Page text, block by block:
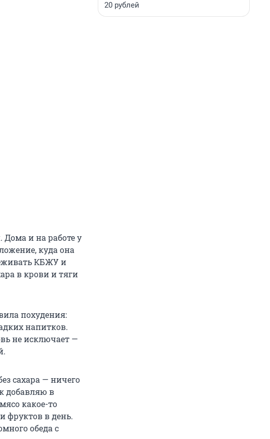
Дома и на работе у
куда она
КБЖУ и
в крови и тяги
похудения:
напитков.
не исключает —
сахара — ничего
добавляю в
какое-то
фруктов в день.
обеда с
20 рублей